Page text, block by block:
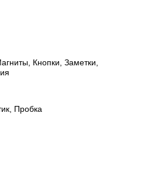
Кнопки, Заметки,
Пробка